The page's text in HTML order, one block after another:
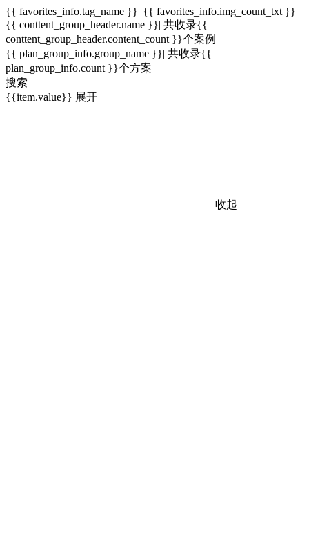
{{ favorites_info.tag_name }}| {{ favorites_info.img_count_txt }}
{{ conttent_group_header.name }}| 共收录{{
conttent_group_header.content_count }}个案例
{{ plan_group_info.group_name }}| 共收录{{
plan_group_info.count }}个方案
搜索
{{item.value}} 展开
收起